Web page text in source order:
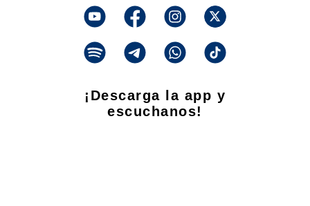
¡Descarga la app y
escuchanos!